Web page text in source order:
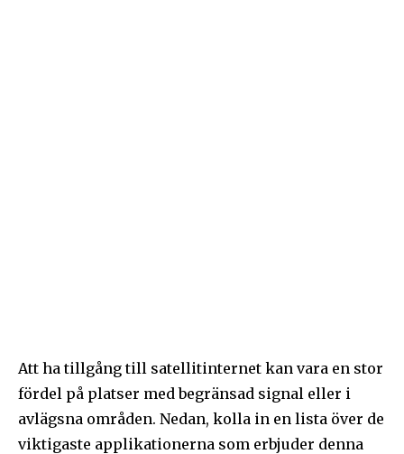
Att ha tillgång till satellitinternet kan vara en stor
fördel på platser med begränsad signal eller i
avlägsna områden. Nedan, kolla in en lista över de
viktigaste applikationerna som erbjuder denna